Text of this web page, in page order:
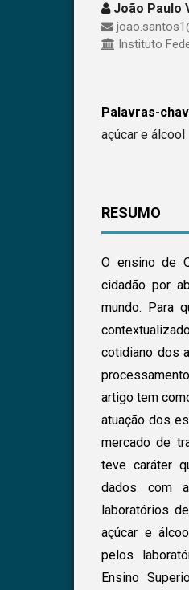
João Paulo
Instituto
Palavras-
açúcar e álcool
RESUMO
O ensino de
cidadão por
mundo. Para
cotidiano dos
artigo tem
atuação dos
mercado de
teve caráter
dados com
laboratórios
açúcar e
pelos
Ensino